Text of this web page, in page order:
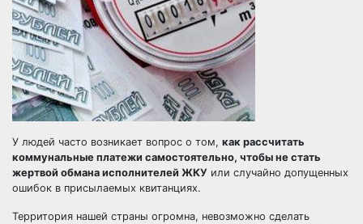
У людей часто возникает вопрос о том, как рассчитать
коммунальные платежи самостоятельно, чтобы не стать
жертвой обмана исполнителей ЖКУ или случайно допущенных
ошибок в присылаемых квитанциях.
Территория нашей страны огромна, невозможно сделать